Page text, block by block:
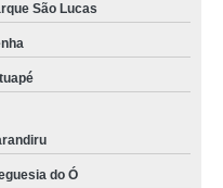
São Lucas
do Ó